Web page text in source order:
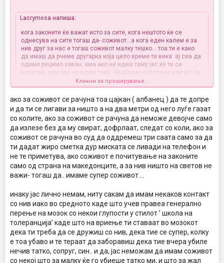
Lacrymosa напиша:
кога законите ќе важат исто за сите, кога нештото ќе се
однесува на сите тогаш да- соживот...а кога еден калем е за
нив друг за нас е тогаш соживот малку тешко... тоа ти е како
да имаш да рчеме другарка која цело време ти вика: ај сеа да
одиме рецимо хаван, ама ако не идеш таму јас ќе ти се
налутам. или ааа не идам таму, ќе одиме колосеум или јас се
љутам и дома кај тебе ќе им кажам дека имаш дечко пример и
колку ќе толерираш? еднаш, два пати, три пати... неможеш
постојано... коа ќе има ист аршин за сите мооожда и би имало
некој соживот.. дојдите видите што е во гостивар па ќе
расправаме после за соживот
Кликни за проширување...
Јас па си мислев таму во Гостивар имате соживот со алабанците
или лошо те разбрав .
Еве ти си пример опиши како е да се живее со нив секојдневно
јазикот мислам е најголем проблем , жените се дружат ли меѓу
себе или останало она машко лого.
Кликни за проширување...
ако за соживот се рачуна тоа цајкан ( албанец ) да те допре
и да ти се лигави за ништо а на два метри од него луѓе газат
со колите, ако за соживот се рачуна да неможе девојче само
да излезе без да му свират, дофрлаат, следат со коли, ако за
соживот се рачуна во суд да оддремеш три саата само за да
ти дадат жиро сметка дур миската се ливади на телефон и
не те приметува, ако соживот е почитување на законите
само од страна на македонците, а за нив ништо на светов не
важи- тогаш да.. имаме супер соживот....
инаку јас лично немам, ниту сакам да имам некаков контакт
со нив иако во средното каде што учев правеа генерално
перење на мозок со некои глупости у стилот ’ школа на
толеранција’ каде што на вриење ти ставаат во мозокот
дека ти треба да се дружиш со нив, дека тие се супер, колку
е тоа убаво и те тераат да заборавиш дека тие вчера убиле
нечив татко, сопруг, син.. и да, јас неможам да имам соживот
со некој што за малку ќе го убиеше татко ми, и што за жал